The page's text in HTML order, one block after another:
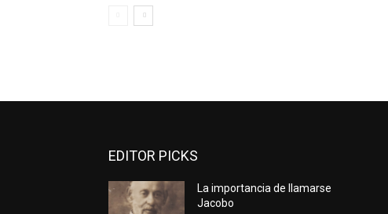
EDITOR PICKS
La importancia de llamarse
Jacobo